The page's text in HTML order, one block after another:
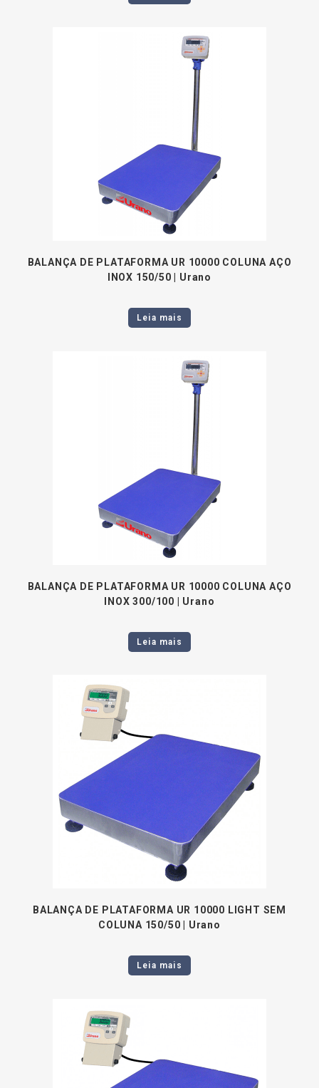
BALANÇA DE PLATAFORMA UR 10000 COLUNA AÇO
INOX 150/50 | Urano
Leia mais
BALANÇA DE PLATAFORMA UR 10000 COLUNA AÇO
INOX 300/100 | Urano
Leia mais
BALANÇA DE PLATAFORMA UR 10000 LIGHT SEM
COLUNA 150/50 | Urano
Leia mais